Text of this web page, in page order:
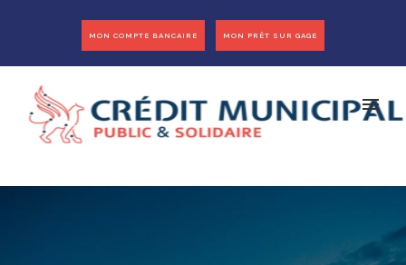
MON COMPTE BANCAIRE MON PRÊT SUR GAGE